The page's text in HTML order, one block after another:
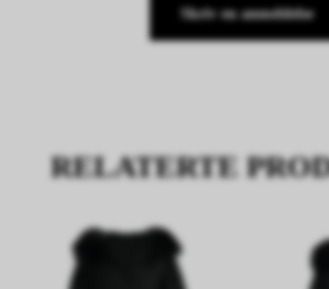
Skriv en anmeldelse
RELATERTE